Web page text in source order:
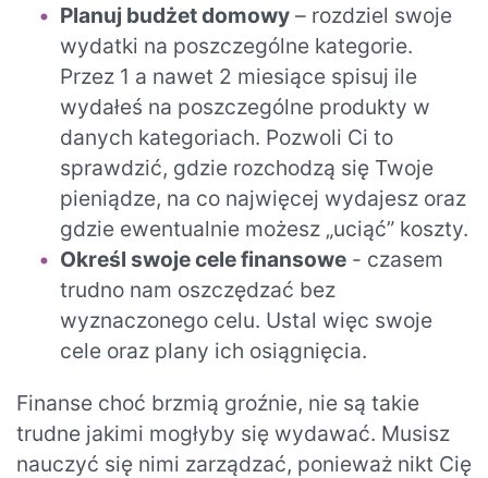
Planuj budżet domowy – rozdziel swoje
wydatki na poszczególne kategorie.
Przez 1 a nawet 2 miesiące spisuj ile
wydałeś na poszczególne produkty w
danych kategoriach. Pozwoli Ci to
sprawdzić, gdzie rozchodzą się Twoje
pieniądze, na co najwięcej wydajesz oraz
gdzie ewentualnie możesz „uciąć” koszty.
Określ swoje cele finansowe - czasem
trudno nam oszczędzać bez
wyznaczonego celu. Ustal więc swoje
cele oraz plany ich osiągnięcia.
Finanse choć brzmią groźnie, nie są takie
trudne jakimi mogłyby się wydawać. Musisz
nauczyć się nimi zarządzać, ponieważ nikt Cię